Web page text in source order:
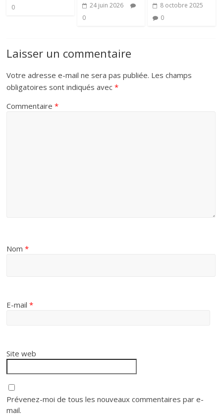
0
24 juin 2026
0
8 octobre 2025
0
Laisser un commentaire
Votre adresse e-mail ne sera pas publiée. Les champs
obligatoires sont indiqués avec*
Commentaire*
Nom*
E-mail*
Site web
Prévenez-moi de tous les nouveaux commentaires par e-
mail.